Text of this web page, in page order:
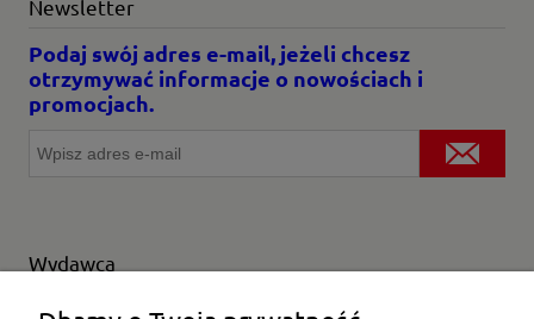
Newsletter
Podaj swój adres e-mail, jeżeli chcesz
otrzymywać informacje o nowościach i
promocjach.
Wydawca
Wybierz producenta